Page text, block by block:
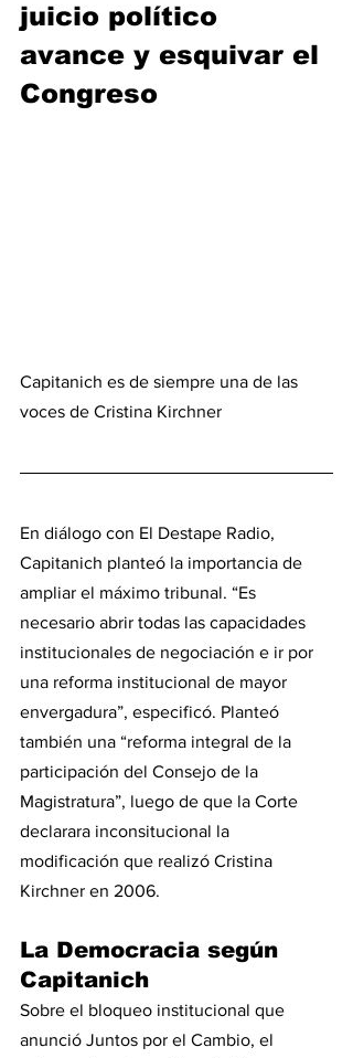
juicio político
avance y esquivar el
Congreso
Capitanich es de siempre una de las
voces de Cristina Kirchner
En diálogo con El Destape Radio,
Capitanich planteó la importancia de
ampliar el máximo tribunal. “Es
necesario abrir todas las capacidades
institucionales de negociación e ir por
una reforma institucional de mayor
envergadura”, especificó. Planteó
también una “reforma integral de la
participación del Consejo de la
Magistratura”, luego de que la Corte
declarara inconsitucional la
modificación que realizó Cristina
Kirchner en 2006.
La Democracia según
Capitanich
Sobre el bloqueo institucional que
anunció Juntos por el Cambio, el